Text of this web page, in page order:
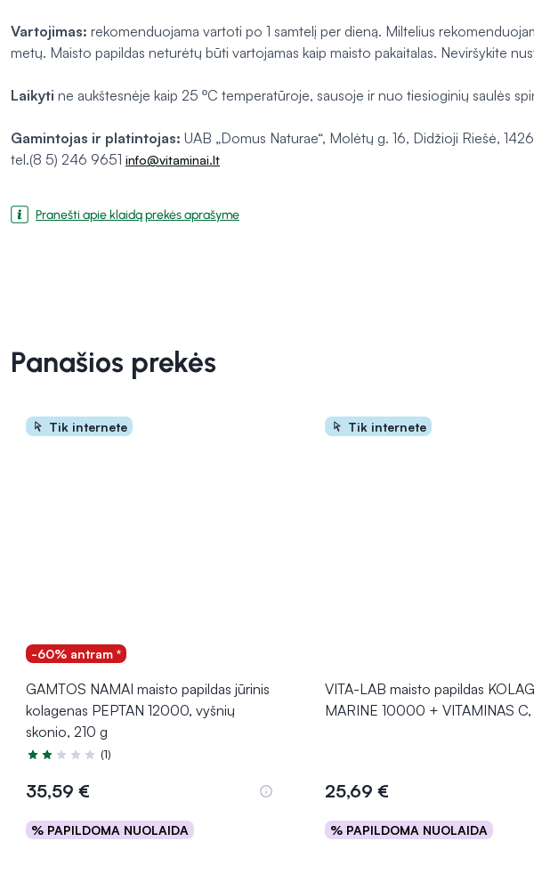
Vartojimas: rekomenduojama vartoti po 1 samtelį per dieną. Miltelius
metų. Maisto papildas neturėtų būti vartojamas kaip maisto pakaitalas. Neviršykite
Laikyti ne aukštesnėje kaip 25 ºC temperatūroje, sausoje ir nuo tiesioginių saulės
Gamintojas ir platintojas: UAB „Domus Naturae“, Molėtų g. 16, Didžioji Riešė,
tel.(8 5) 246 9651 info@vitaminai.lt
Pranešti apie klaidą prekės aprašyme
Panašios prekės
Tik internete
-60% antram *
GAMTOS NAMAI maisto papildas jūrinis
kolagenas PEPTAN 12000, vyšnių
skonio, 210 g
Įvertinimas 2.0 iš 5
(1)
35,59 €
% PAPILDOMA NUOLAIDA
Į krepšelį
Tik internete
VITA-LAB maisto papildas
MARINE 10000 + VITAMINAS C,
25,69 €
% PAPILDOMA NUOLAIDA
Į krepšelį